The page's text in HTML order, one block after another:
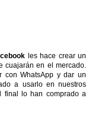
les hace crear un
cuajarán en el mercado.
con WhatsApp y dar un
a usarlo en nuestros
final lo han comprado a